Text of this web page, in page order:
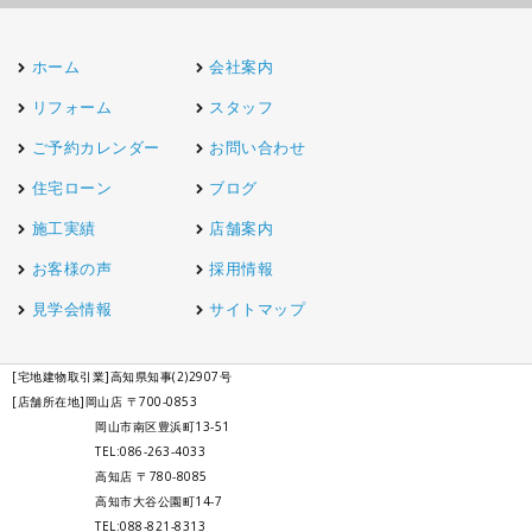
ホーム
リフォーム
ご予約カレンダー
住宅ローン
施工実績
お客様の声
見学会情報
会社案内
スタッフ
お問い合わせ
ブログ
店舗案内
採用情報
サイトマップ